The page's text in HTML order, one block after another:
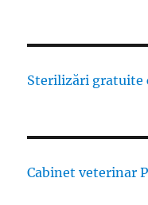
Sterilizări gratuite
Cabinet veterinar